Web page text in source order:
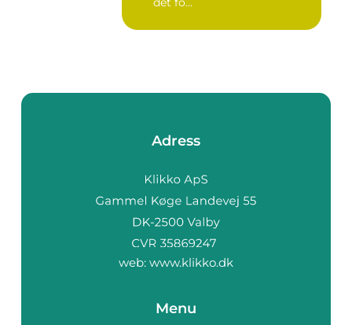
Adress
web: www.klikko.dk
Menu